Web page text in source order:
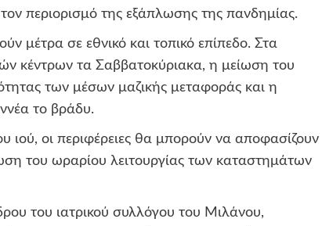
περιορισμό της εξάπλωσης της πανδημίας.
μέτρα σε εθνικό και τοπικό επίπεδο. Στα
κέντρων τα Σαββατοκύριακα, η μείωση του
των μέσων μαζικής μεταφοράς και η
το βράδυ.
ιού, οι περιφέρειες θα μπορούν να αποφασίζουν
του ωραρίου λειτουργίας των καταστημάτων
του ιατρικού συλλόγου του Μιλάνου,